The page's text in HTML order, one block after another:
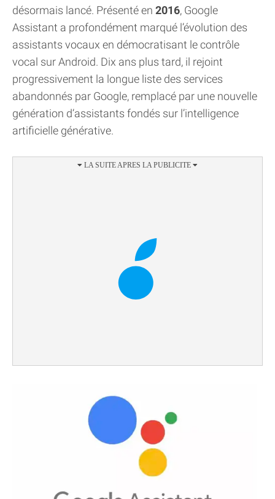
désormais lancé. Présenté en 2016, Google
Assistant a profondément marqué l’évolution des
assistants vocaux en démocratisant le contrôle
vocal sur Android. Dix ans plus tard, il rejoint
progressivement la longue liste des services
abandonnés par Google, remplacé par une nouvelle
génération d’assistants fondés sur l’intelligence
artificielle générative.